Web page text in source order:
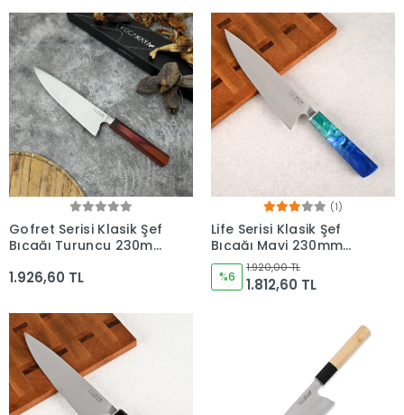
Gofret Serisi Klasik Şef
Bıçağı Turuncu 230mm
Bıçakları
1.926,60 TL
(1)
Life Serisi Klasik Şef
Bıçağı Mavi 230mm
Namlu - Kocakaya
Bıçakları
%6
1.920,00 TL
1.812,60 TL